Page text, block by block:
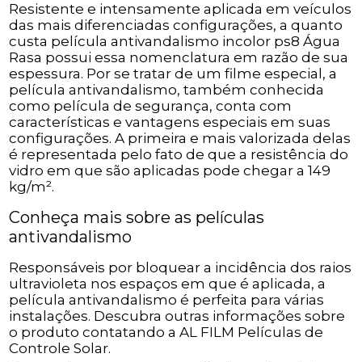
Resistente e intensamente aplicada em veículos
das mais diferenciadas configurações, a quanto
custa película antivandalismo incolor ps8 Água
Rasa possui essa nomenclatura em razão de sua
espessura. Por se tratar de um filme especial, a
película antivandalismo, também conhecida
como película de segurança, conta com
características e vantagens especiais em suas
configurações. A primeira e mais valorizada delas
é representada pelo fato de que a resistência do
vidro em que são aplicadas pode chegar a 149
kg/m².
Conheça mais sobre as películas
antivandalismo
Responsáveis por bloquear a incidência dos raios
ultravioleta nos espaços em que é aplicada, a
película antivandalismo é perfeita para várias
instalações. Descubra outras informações sobre
o produto contatando a AL FILM Películas de
Controle Solar.